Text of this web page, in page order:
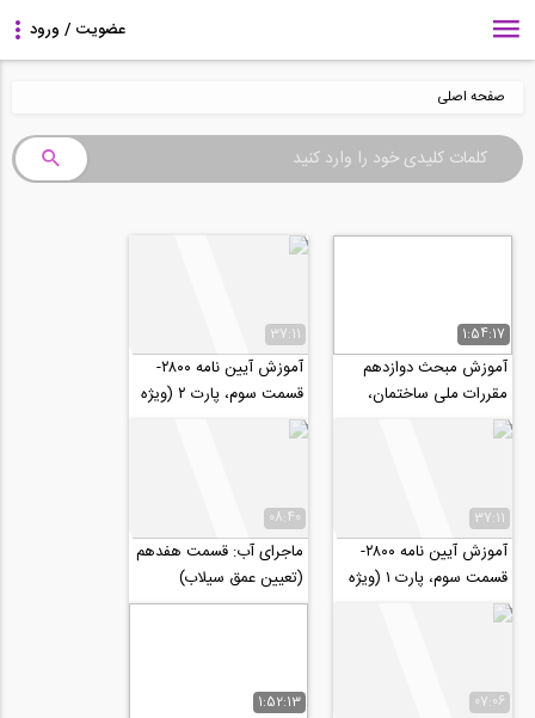
صفحه اصلی
1:54:17
آموزش مبحث دوازدهم
مقررات ملی ساختمان،
ایمنی در حین اجرای کار-
ویژه آزمون نظام...
37:11
آموزش آیین نامه ۲۸۰۰-
قسمت سوم، پارت ۲ (ویژه
آزمون نظام مهندسی و
کارشناس رسمی...
37:11
آموزش آیین نامه ۲۸۰۰-
قسمت سوم، پارت ۱ (ویژه
آزمون نظام مهندسی و
کارشناس رسمی...
08:40
ماجرای آب: قسمت هفدهم
(تعیین عمق سیلاب)
07:06
1:52:13